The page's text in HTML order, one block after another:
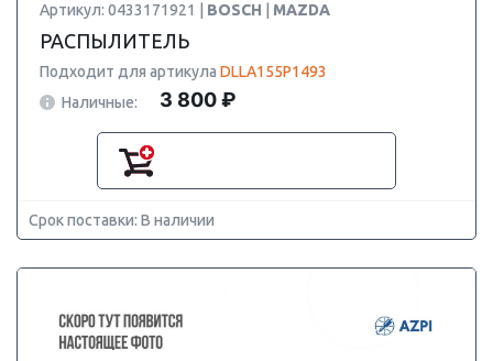
Артикул: 0433171921 | BOSCH MAZDA
РАСПЫЛИТЕЛЬ
Подходит для артикула DLLA155P1493
Наличные:
3 800 ₽
Срок поставки: В наличии